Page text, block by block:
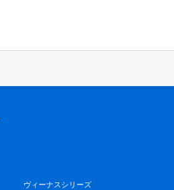
ヴィーナスシリーズ